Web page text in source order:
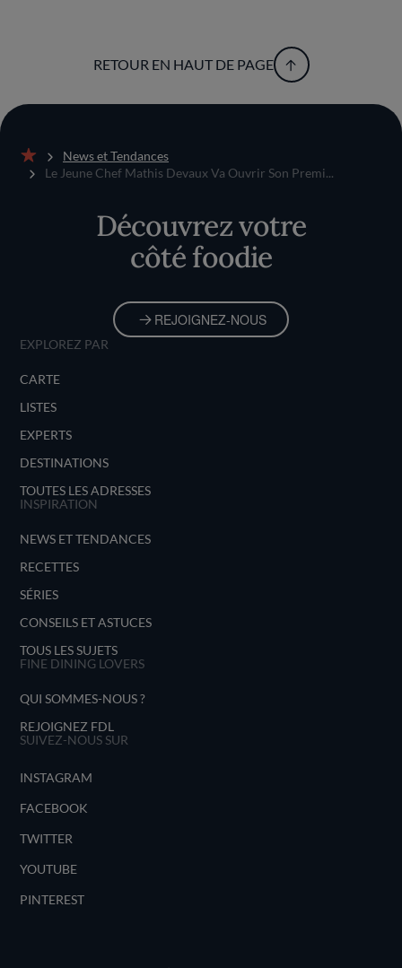
RETOUR EN HAUT DE PAGE
Accueil
News et Tendances
Le Jeune Chef Mathis Devaux Va Ouvrir Son Premi...
Découvrez votre
côté foodie
REJOIGNEZ-NOUS
EXPLOREZ PAR
CARTE
LISTES
EXPERTS
DESTINATIONS
TOUTES LES ADRESSES
INSPIRATION
NEWS ET TENDANCES
RECETTES
SÉRIES
CONSEILS ET ASTUCES
TOUS LES SUJETS
FINE DINING LOVERS
QUI SOMMES-NOUS ?
REJOIGNEZ FDL
SUIVEZ-NOUS SUR
INSTAGRAM
FACEBOOK
TWITTER
YOUTUBE
PINTEREST